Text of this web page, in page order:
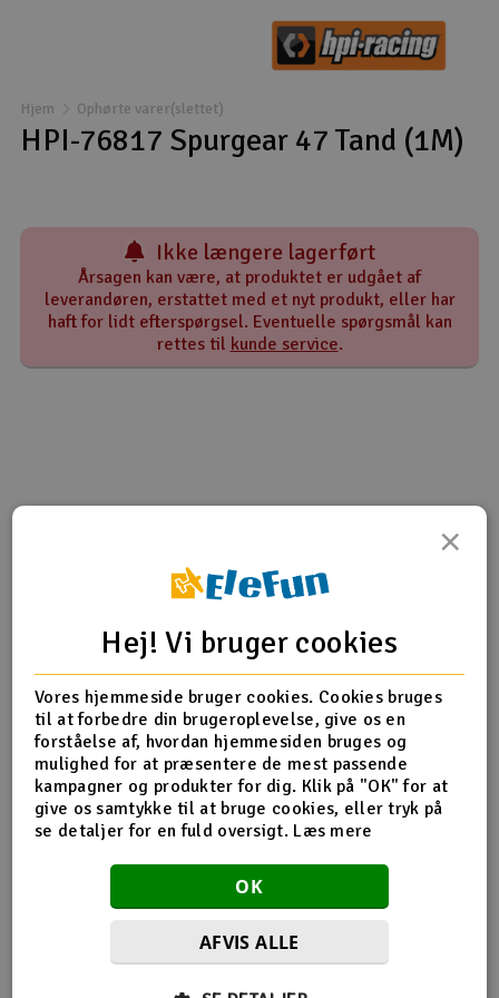
Droner til FPV
Fly
Kameraudstyr
Modelbygg og byggesæt
Modeljernbane
Scooter & elkøretøj
Slot racing
Smarthjem, leg og hobby
Solenergi
Værktøj, udstyr og tilbehør
Hjem Ophørte varer(slettet)
HPI-76817 Spurgear 47 Tand (1M)
Ikke længere lagerført
Årsagen kan være, at produktet er udgået af
leverandøren, erstattet med et nyt produkt, eller har
haft for lidt efterspørgsel. Eventuelle spørgsmål kan
rettes til kunde service.
Tip din ven Anmeldelser
Produkt information
76817 Spurgear 47 Tand (1M) (Nitro 2 Speed / Nitro 3)
Flere detaljer
forbundet med
Reservedele HPI
×
Hej! Vi bruger cookies
Vores hjemmeside bruger cookies. Cookies bruges
til at forbedre din brugeroplevelse, give os en
forståelse af, hvordan hjemmesiden bruges og
mulighed for at præsentere de mest passende
kampagner og produkter for dig. Klik på "OK" for at
give os samtykke til at bruge cookies, eller tryk på
se detaljer for en fuld oversigt. Læs mere
OK
AFVIS ALLE